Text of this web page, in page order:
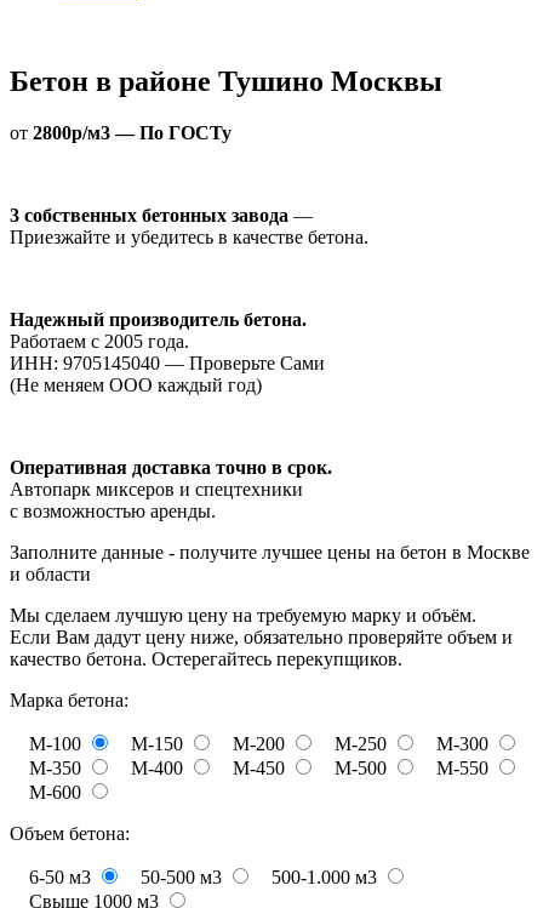
Бетон в районе Тушино Москвы
от 2800р/м3 — По ГОСТу
3 собственных бетонных завода —
Приезжайте и убедитесь в качестве бетона.
Надежный производитель бетона.
Работаем с 2005 года.
ИНН: 9705145040 — Проверьте Сами
(Не меняем ООО каждый год)
Оперативная доставка точно в срок.
Автопарк миксеров и спецтехники
с возможностью аренды.
Заполните данные - получите лучшее цены на бетон в Москве
и области
Мы сделаем лучшую цену на требуемую марку и объём.
Если Вам дадут цену ниже, обязательно проверяйте объем и
качество бетона. Остерегайтесь перекупщиков.
Марка бетона:
М-100 М-150 М-200 М-250
М-300
М-350
М-400 М-450 М-500
М-550
М-600
Объем бетона:
6-50 м3 50-500 м3
500-1.000 м3
Свыше 1000 м3